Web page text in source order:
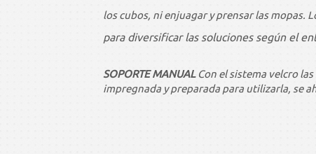
los cubos, ni enjuagar y prensar las mopas.
para diversificar las soluciones según el
SOPORTE MANUALCon el sistema velcro
impregnada y preparada para utilizarla, se